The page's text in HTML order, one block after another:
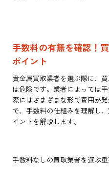
手数料の有無を確認！
ポイント
貴金属買取業者を選ぶ際に、
は危険です。業者によっては
際にはさまざまな形で費用が
で、手数料の仕組みを理解し
イントを解説します。
手数料なしの買取業者を選ぶ